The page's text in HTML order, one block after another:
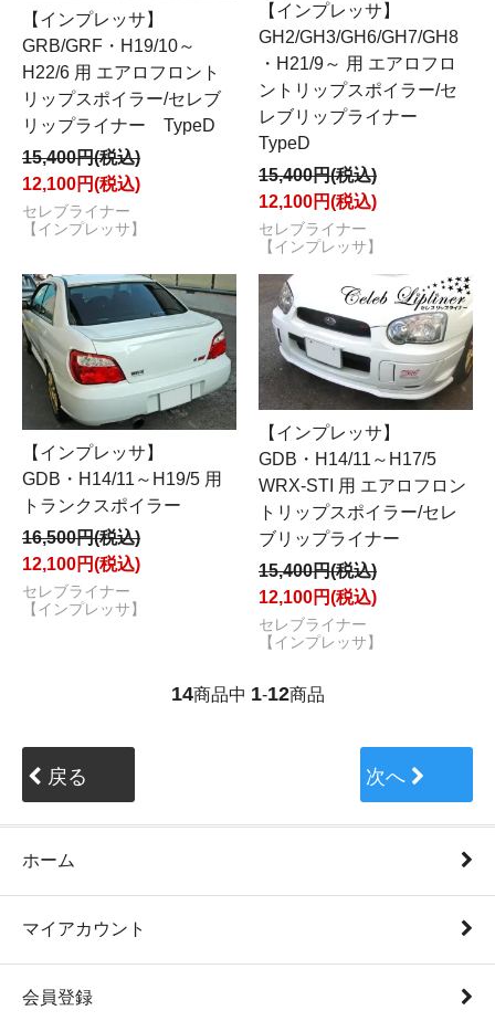
【インプレッサ】
GRB/GRF・H19/10～
H22/6 用 エアロフロント
リップスポイラー/セレブ
リップライナー TypeD
15,400円(税込)
12,100円(税込)
セレブライナー
【インプレッサ】
【インプレッサ】
GH2/GH3/GH6/GH7/GH8
・H21/9～ 用 エアロフロ
ントリップスポイラー/セ
レブリップライナー
TypeD
15,400円(税込)
12,100円(税込)
セレブライナー
【インプレッサ】
【インプレッサ】
GDB・H14/11～H19/5 用
トランクスポイラー
16,500円(税込)
12,100円(税込)
セレブライナー
【インプレッサ】
【インプレッサ】
GDB・H14/11～H17/5
WRX-STI 用 エアロフロン
トリップスポイラー/セレ
ブリップライナー
15,400円(税込)
12,100円(税込)
セレブライナー
【インプレッサ】
14商品中 1-12商品
戻る 次へ
ホーム
マイアカウント
会員登録